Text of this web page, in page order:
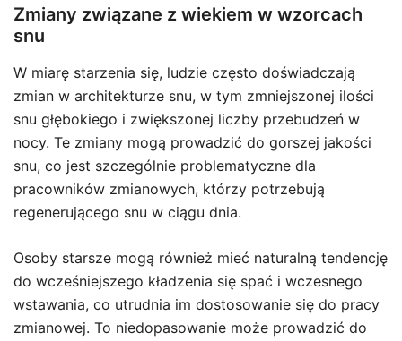
Zmiany związane z wiekiem w wzorcach
snu
W miarę starzenia się, ludzie często doświadczają
zmian w architekturze snu, w tym zmniejszonej ilości
snu głębokiego i zwiększonej liczby przebudzeń w
nocy. Te zmiany mogą prowadzić do gorszej jakości
snu, co jest szczególnie problematyczne dla
pracowników zmianowych, którzy potrzebują
regenerującego snu w ciągu dnia.
Osoby starsze mogą również mieć naturalną tendencję
do wcześniejszego kładzenia się spać i wczesnego
wstawania, co utrudnia im dostosowanie się do pracy
zmianowej. To niedopasowanie może prowadzić do